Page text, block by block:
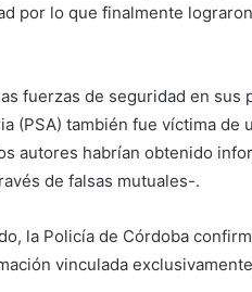
por lo que finalmente
fuerzas de seguridad en sus
(PSA) también fue víctima de
autores habrían obtenido
de falsas mutuales-.
la Policía de Córdoba
vinculada